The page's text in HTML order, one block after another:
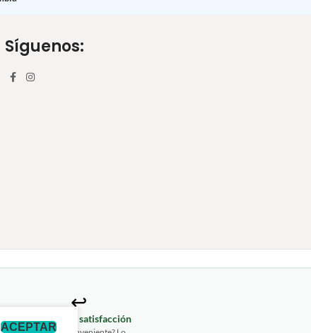
Síguenos:
ACEPTAR
↩️
Garantía de satisfacción